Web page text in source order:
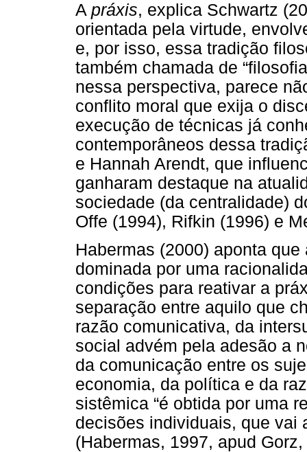
A práxis, explica Schwartz
orientada pela virtude,
e, por isso, essa tradição
também chamada de
nessa perspectiva, parece
conflito moral que exija o
execução de técnicas já
contemporâneos dessa
e Hannah Arendt, que
ganharam destaque na
sociedade (da centralidade)
Offe (1994), Rifkin (1996) e
Habermas (2000) aponta
dominada por uma
condições para reativar a
separação entre aquilo que
razão comunicativa, da
social advém pela adesão a
da comunicação entre os
economia, da política e da
sistêmica “é obtida por uma
decisões individuais, que vai
(Habermas, 1997, apud